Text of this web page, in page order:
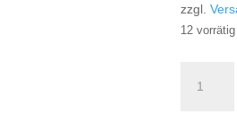
zzgl.
12 vorrätig